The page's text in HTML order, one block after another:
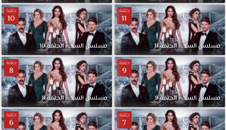
حلقة
11
مسلسل السد – الحلقة 11
حلقة
10
مسلسل السد – الحلقة 10
حلقة
9
مسلسل السد – الحلقة 9
حلقة
8
مسلسل السد – الحلقة 8
حلقة
7
حلقة
6